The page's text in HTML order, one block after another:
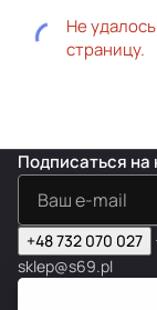
Не
страницу.
Подписаться на
+48 732 070 027
sklep@s69.pl
Интернет бутик